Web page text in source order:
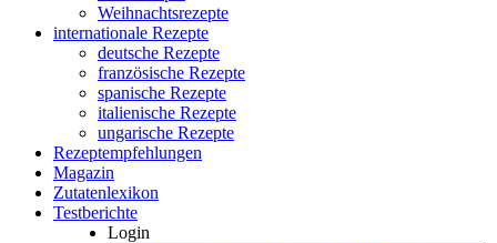
Weihnachtsrezepte
internationale Rezepte
deutsche Rezepte
französische Rezepte
spanische Rezepte
italienische Rezepte
ungarische Rezepte
Rezeptempfehlungen
Magazin
Zutatenlexikon
Testberichte
Login